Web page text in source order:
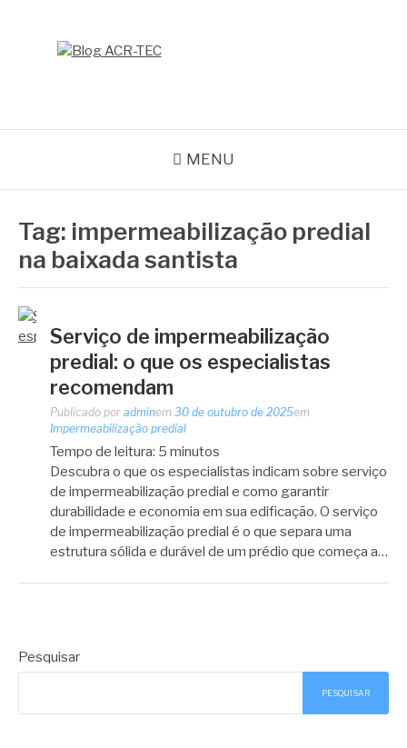
MENU
Tag: impermeabilização predial
na baixada santista
Serviço de impermeabilização
predial: o que os especialistas
recomendam
Publicado por adminem 30 de outubro de 2025em
Impermeabilização predial
Tempo de leitura: 5 minutos
Descubra o que os especialistas indicam sobre serviço
de impermeabilização predial e como garantir
durabilidade e economia em sua edificação. O serviço
de impermeabilização predial é o que separa uma
estrutura sólida e durável de um prédio que começa a…
Pesquisar
PESQUISAR